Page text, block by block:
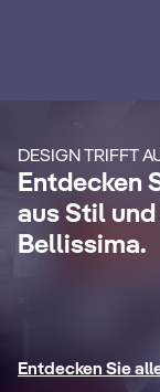
DESIGN TRIFFT
Entdecken
aus Stil
Bellissima.
24-
Premium
weiteren
Entdecken Sie